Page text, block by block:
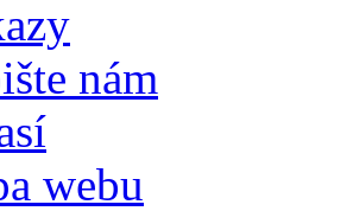
nám
webu